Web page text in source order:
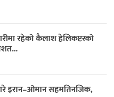
रहेको कैलाश हेलिकप्टरको
इरान–ओमान सहमतिनजिक,